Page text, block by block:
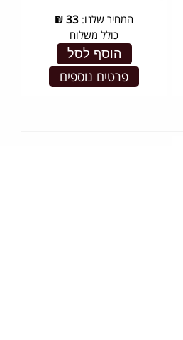
המחיר שלנו: 33
₪
כולל משלוח
הוסף לסל
פרטים נוספים